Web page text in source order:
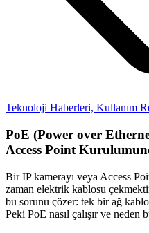
Teknoloji Haberleri, Kullanım
PoE (Power over
Access Point
Bir IP kamerayı veya Access
zaman elektrik kablosu
bu sorunu çözer: tek bir ağ
Peki PoE nasıl çalışır ve neden